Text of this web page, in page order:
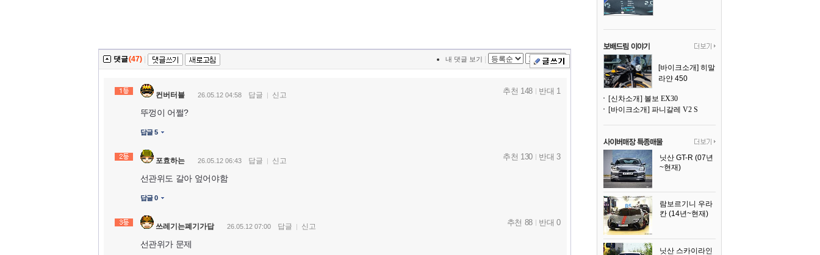
댓글(47) | 내 댓글 보기 |
컨버터블 26.05.12 04:58 답글 신고
뚜껑이 어쩔?
답글 5
추천 148 반대 1
포효하는 26.05.12 06:43 답글 신고
선관위도 갈아 엎어야함
답글 0
추천 130 반대 3
쓰레기는폐기가답 26.05.12 07:00 답글 신고
선관위가 문제
추천 88 반대 0
[바이크소개] 히말
라얀 450
[신차소개] 볼보 EX30
[바이크소개] 파니갈레 V2 S
닛산 GT-R (07년
~현재)
람보르기니 우라
칸 (14년~현재)
닛산 스카이라인